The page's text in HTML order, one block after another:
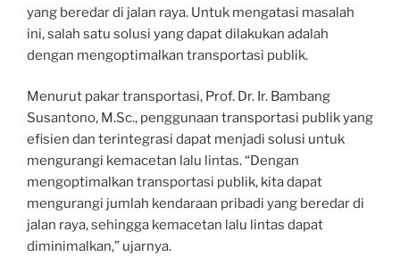
yang beredar di jalan raya. Untuk mengatasi masalah
ini, salah satu solusi yang dapat dilakukan adalah
dengan mengoptimalkan transportasi publik.
Menurut pakar transportasi, Prof. Dr. Ir. Bambang
Susantono, M.Sc., penggunaan transportasi publik yang
efisien dan terintegrasi dapat menjadi solusi untuk
mengurangi kemacetan lalu lintas. “Dengan
mengoptimalkan transportasi publik, kita dapat
mengurangi jumlah kendaraan pribadi yang beredar di
jalan raya, sehingga kemacetan lalu lintas dapat
diminimalkan,” ujarnya.